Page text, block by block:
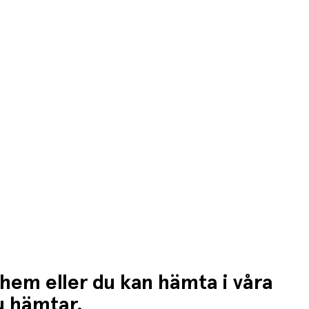
eller du kan hämta i våra